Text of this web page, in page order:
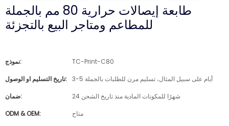
طابعة إيصالات حرارية 80 مم بالجملة
للمطاعم ومتاجر البيع بالتجزئة
نموذج:
TC-Print-C80
تاريخ التسليم او الوصول:
3-5 أيام على سبيل المثال، تسليم مرن للطلبات بالجملة
ضمان:
24 شهرًا للمكونات المادية منذ تاريخ الشحن
ODM & OEM:
متاح